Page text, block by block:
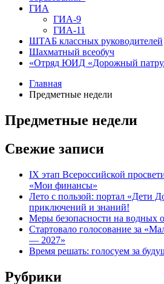
ГИА
ГИА-9
ГИА-11
ШТАБ классных руководителей
Шахматный всеобуч
«Отряд ЮИД «Дорожный
Главная
Предметные недели
Предметные недели
Свежие записи
IX этап Всероссийской
«Мои финансы»
Лето с пользой: портал «Дети
приключений и знаний!
Меры безопасности на водных
Стартовало голосование за
— 2027»
Время решать: голосуем за
Рубрики